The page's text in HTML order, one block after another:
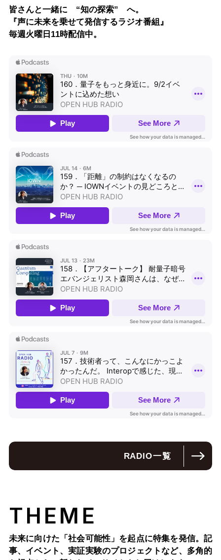
皆さんと一緒に “知の探索” へ。
『声に未来を乗せて発信するラジオ番組』
毎週火曜日11時配信中。
RADIO一覧
THEME
未来に向けた「社会可能性」を起点に特集を発信。記
事、イベント、実証実験のプロジェクトなど、多角的